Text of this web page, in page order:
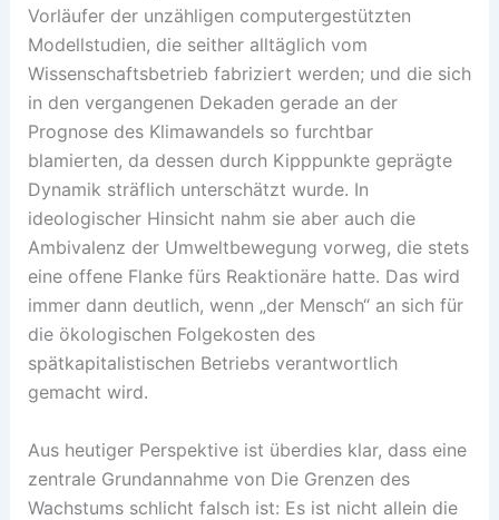
Vorläufer der unzähligen computergestützten
Modellstudien, die seither alltäglich vom
Wissenschaftsbetrieb fabriziert werden; und die sich
in den vergangenen Dekaden gerade an der
Prognose des Klimawandels so furchtbar
blamierten, da dessen durch Kipppunkte geprägte
Dynamik sträflich unterschätzt wurde. In
ideologischer Hinsicht nahm sie aber auch die
Ambivalenz der Umweltbewegung vorweg, die stets
eine offene Flanke fürs Reaktionäre hatte. Das wird
immer dann deutlich, wenn „der Mensch“ an sich für
die ökologischen Folgekosten des
spätkapitalistischen Betriebs verantwortlich
gemacht wird.
Aus heutiger Perspektive ist überdies klar, dass eine
zentrale Grundannahme von Die Grenzen des
Wachstums schlicht falsch ist: Es ist nicht allein die